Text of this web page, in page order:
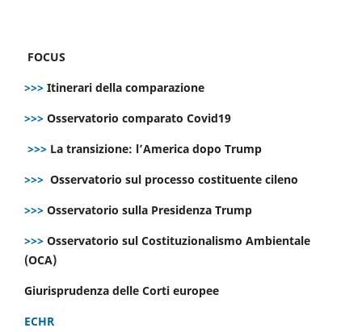
FOCUS
>>> Itinerari della comparazione
>>> Osservatorio comparato Covid19
>>> La transizione: l’America dopo Trump
>>> Osservatorio sul processo costituente cileno
>>> Osservatorio sulla Presidenza Trump
>>> Osservatorio sul Costituzionalismo Ambientale
(OCA)
Giurisprudenza delle Corti europee
ECHR